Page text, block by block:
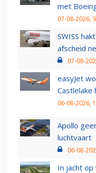
met
07-08-2026,
SWISS
afscheid
07-08-
easyJet
Castlelake
06-08-2026,
Apollo
luchtvaart
06-08-
In jacht